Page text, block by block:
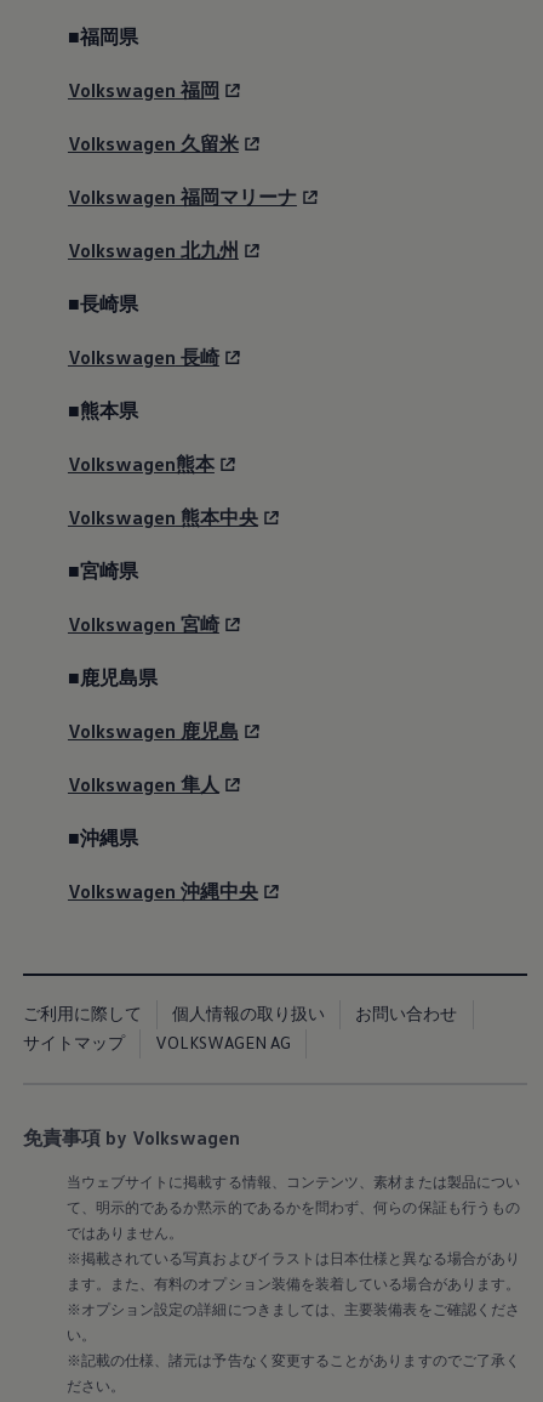
が、あなたを守ります。毎日の様々なシーンで乗る
フォルクスワーゲンの哲学「人のための技術」は、
犯すことがあるため、危険な兆候を見逃さず、疲労
ドイツのアウトバーンや厳格な安全基準のもとで進
化したこれらの技術は、エントリーグレードから標
準装備され、多くの人に届けられています。あなた
と大切な人を守る「フォルクスワーゲン セーフティ
Special Offer
9月30日
今のクルマに5年以上お乗りの方へ
最新の安全技術を備えたGolfへ
New price
一律10万円補助＋適用金利1.99% 月々
14,300円〜
安全性能の低い古いクルマを減らし、より安心の社会に
貢献することを目指す補助制度がスタートしました。輸
入車・国産車を問わず今のクルマに5年以上お乗りの方
に。今なら最新の安全技術を備えたゴルフにお乗り換え
いただくと、10万円補助が受けられます。お客様の暮ら
しと社会全体に安心を広げるプログラムです。
詳細を確認する
■福岡県
Volkswagen 福岡
Volkswagen 久留米
Volkswagen 福岡マリーナ
Volkswagen 北九州
■長崎県
Volkswagen 長崎
■熊本県
Volkswagen熊本
Volkswagen 熊本中央
■宮崎県
Volkswagen 宮崎
■鹿児島県
Volkswagen 鹿児島
Volkswagen 隼人
■沖縄県
Volkswagen 沖縄中央
ご利用に際して 個人情報の取り扱い
お問い合わせ
サイトマップ
VOLKSWAGEN AG
免責事項 by Volkswagen
当ウェブサイトに掲載する情報、コンテンツ、素材または製品につい
て、明示的であるか黙示的であるかを問わず、何らの保証も行うもの
ではありません。
※掲載されている写真およびイラストは日本仕様と異なる場合があり
ます。また、有料のオプション装備を装着している場合があります。
※オプション設定の詳細につきましては、主要装備表をご確認くださ
い。
※記載の仕様、諸元は予告なく変更することがありますのでご了承く
ださい。